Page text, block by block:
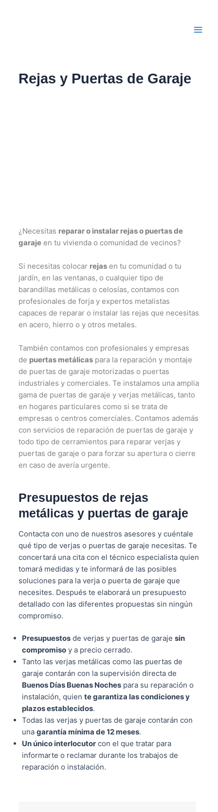
Rejas y Puertas de Garaje
¿Necesitas reparar o instalar rejas o puertas de
garajeen tu vivienda o comunidad de vecinos?
Si necesitas colocar rejasen tu comunidad o tu
jardín, en las ventanas, o cualquier tipo de
barandillas metálicas o celosías, contamos con
profesionales de forja y expertos metalistas
capaces de reparar o instalar las rejas que necesitas
en acero, hierro o y otros metales.
También contamos con profesionales y empresas
de puertas metálicaspara la reparación y montaje
de puertas de garaje motorizadas o puertas
industriales y comerciales. Te instalamos una amplia
gama de puertas de garaje y verjas metálicas, tanto
en hogares particulares como si se trata de
empresas o centros comerciales. Contamos además
con servicios de reparación de puertas de garaje y
todo tipo de cerramientos para reparar verjas y
puertas de garaje o para forzar su apertura o cierre
en caso de avería urgente.
Presupuestos de rejas
metálicas y puertas de garaje
Contacta con uno de nuestros asesores y cuéntale
qué tipo de verjas o puertas de garaje necesitas. Te
concertará una cita con el técnico especialista quien
tomará medidas y te informará de las posibles
soluciones para la verja o puerta de garaje que
necesites. Después te elaborará un presupuesto
detallado con las diferentes propuestas sin ningún
compromiso.
Presupuestos de verjas y puertas de garajesin
compromiso y a precio cerrado.
Tanto las verjas metálicas como las puertas de
garaje contarán con la supervisión directa de
Buenos Días Buenas Noches para su reparación o
instalación, quiente garantiza las condiciones y
plazos establecidos.
Todas las verjas y puertas de garaje contarán con
unagarantía mínima de 12 meses.
Un único interlocutor con el que tratar para
informarte o reclamar durante los trabajos de
reparación o instalación.